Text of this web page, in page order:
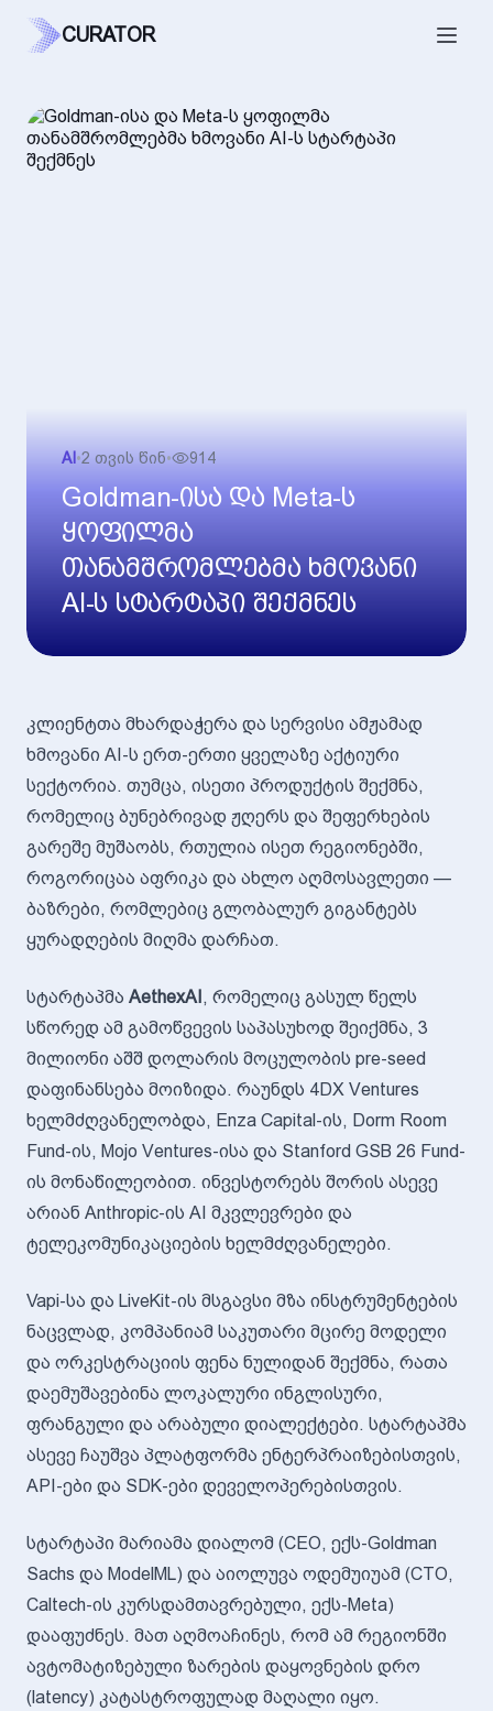
CURATOR
AI •2 თვის წინ• 914
Goldman-ისა და Meta-ს
ყოფილმა
თანამშრომლებმა ხმოვანი
AI-ს სტარტაპი შექმნეს
კლიენტთა მხარდაჭერა და სერვისი ამჟამად
ხმოვანი AI-ს ერთ-ერთი ყველაზე აქტიური
სექტორია. თუმცა, ისეთი პროდუქტის შექმნა,
რომელიც ბუნებრივად ჟღერს და შეფერხების
გარეშე მუშაობს, რთულია ისეთ რეგიონებში,
როგორიცაა აფრიკა და ახლო აღმოსავლეთი —
ბაზრები, რომლებიც გლობალურ გიგანტებს
ყურადღების მიღმა დარჩათ.
სტარტაპმა AethexAI, რომელიც გასულ წელს
სწორედ ამ გამოწვევის საპასუხოდ შეიქმნა, 3
მილიონი აშშ დოლარის მოცულობის pre-seed
დაფინანსება მოიზიდა. რაუნდს 4DX Ventures
ხელმძღვანელობდა, Enza Capital-ის, Dorm Room
Fund-ის, Mojo Ventures-ისა და Stanford GSB 26 Fund-
ის მონაწილეობით. ინვესტორებს შორის ასევე
არიან Anthropic-ის AI მკვლევრები და
ტელეკომუნიკაციების ხელმძღვანელები.
Vapi-სა და LiveKit-ის მსგავსი მზა ინსტრუმენტების
ნაცვლად, კომპანიამ საკუთარი მცირე მოდელი
და ორკესტრაციის ფენა ნულიდან შექმნა, რათა
დაემუშავებინა ლოკალური ინგლისური,
ფრანგული და არაბული დიალექტები. სტარტაპმა
ასევე ჩაუშვა პლატფორმა ენტერპრაიზებისთვის,
API-ები და SDK-ები დეველოპერებისთვის.
სტარტაპი მარიამა დიალომ (CEO, ექს-Goldman
Sachs და ModelML) და აიოლუვა ოდემუიუამ (CTO,
Caltech-ის კურსდამთავრებული, ექს-Meta)
დააფუძნეს. მათ აღმოაჩინეს, რომ ამ რეგიონში
ავტომატიზებული ზარების დაყოვნების დრო
(latency) კატასტროფულად მაღალი იყო.